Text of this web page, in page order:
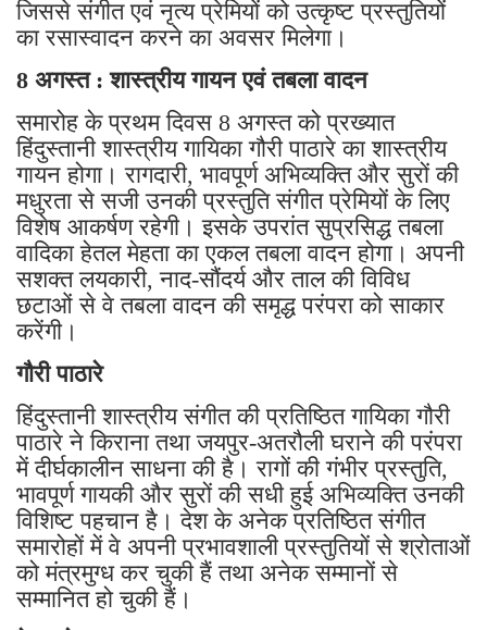
जिससे संगीत एवं नृत्य प्रेमियों को उत्कृष्ट प्रस्तुतियों
का रसास्वादन करने का अवसर मिलेगा।
8 अगस्त : शास्त्रीय गायन एवं तबला वादन
समारोह के प्रथम दिवस 8 अगस्त को प्रख्यात
हिंदुस्तानी शास्त्रीय गायिका गौरी पाठारे का शास्त्रीय
गायन होगा। रागदारी, भावपूर्ण अभिव्यक्ति और सुरों की
मधुरता से सजी उनकी प्रस्तुति संगीत प्रेमियों के लिए
विशेष आकर्षण रहेगी। इसके उपरांत सुप्रसिद्ध तबला
वादिका हेतल मेहता का एकल तबला वादन होगा। अपनी
सशक्त लयकारी, नाद-सौंदर्य और ताल की विविध
छटाओं से वे तबला वादन की समृद्ध परंपरा को साकार
करेंगी।
गौरी पाठारे
हिंदुस्तानी शास्त्रीय संगीत की प्रतिष्ठित गायिका गौरी
पाठारे ने किराना तथा जयपुर-अतरौली घराने की परंपरा
में दीर्घकालीन साधना की है। रागों की गंभीर प्रस्तुति,
भावपूर्ण गायकी और सुरों की सधी हुई अभिव्यक्ति उनकी
विशिष्ट पहचान है। देश के अनेक प्रतिष्ठित संगीत
समारोहों में वे अपनी प्रभावशाली प्रस्तुतियों से श्रोताओं
को मंत्रमुग्ध कर चुकी हैं तथा अनेक सम्मानों से
सम्मानित हो चुकी हैं।